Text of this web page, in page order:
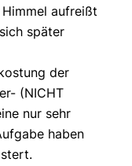
aufreißt
später
der
(NICHT
nur sehr
haben